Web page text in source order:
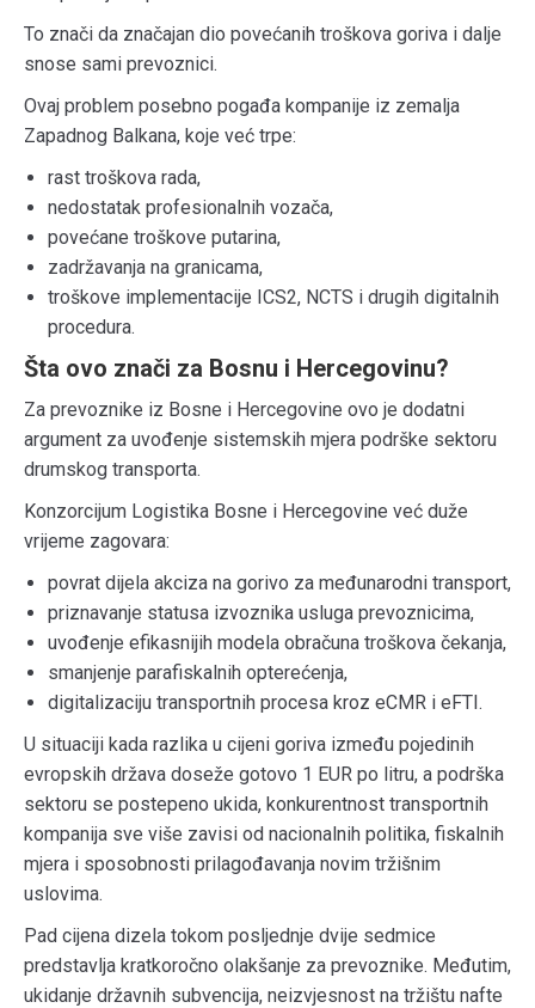
To znači da značajan dio povećanih troškova goriva i dalje
snose sami prevoznici.
Ovaj problem posebno pogađa kompanije iz zemalja
Zapadnog Balkana, koje već trpe:
rast troškova rada,
nedostatak profesionalnih vozača,
povećane troškove putarina,
zadržavanja na granicama,
troškove implementacije ICS2, NCTS i drugih digitalnih
procedura.
Šta ovo znači za Bosnu i Hercegovinu?
Za prevoznike iz Bosne i Hercegovine ovo je dodatni
argument za uvođenje sistemskih mjera podrške sektoru
drumskog transporta.
Konzorcijum Logistika Bosne i Hercegovine već duže
vrijeme zagovara:
povrat dijela akciza na gorivo za međunarodni transport,
priznavanje statusa izvoznika usluga prevoznicima,
uvođenje efikasnijih modela obračuna troškova čekanja,
smanjenje parafiskalnih opterećenja,
digitalizaciju transportnih procesa kroz eCMR i eFTI.
U situaciji kada razlika u cijeni goriva između pojedinih
evropskih država doseže gotovo 1 EUR po litru, a podrška
sektoru se postepeno ukida, konkurentnost transportnih
kompanija sve više zavisi od nacionalnih politika, fiskalnih
mjera i sposobnosti prilagođavanja novim tržišnim
uslovima.
Pad cijena dizela tokom posljednje dvije sedmice
predstavlja kratkoročno olakšanje za prevoznike. Međutim,
ukidanje državnih subvencija, neizvjesnost na tržištu nafte